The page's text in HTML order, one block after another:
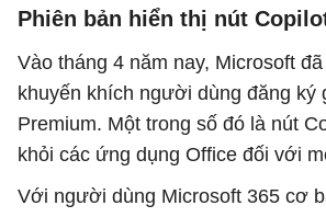
Phiên bản hiển thị nút
Vào tháng 4 năm nay, Microsoft
khuyến khích người dùng đăng ký
Premium. Một trong số đó là nút
khỏi các ứng dụng Office đối với
Với người dùng Microsoft 365 cơ